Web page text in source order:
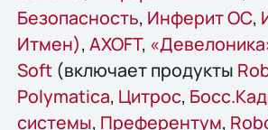
Безопасность, Инферит ОС,
Итмен), AХОFT,
Soft(включает продукты
Polymatica, Цитрос,
системы, Преферентум,